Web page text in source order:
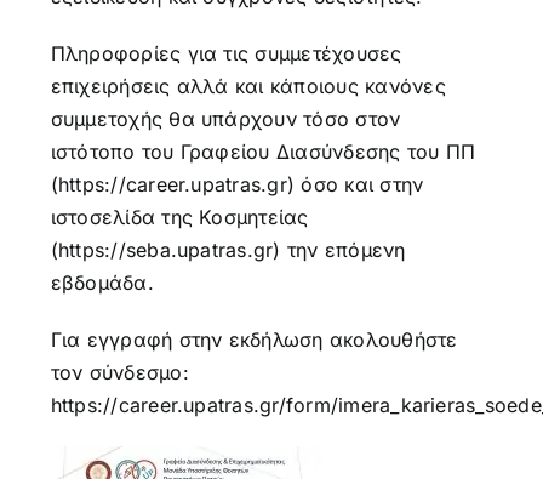
Πληροφορίες για τις συμμετέχουσες
επιχειρήσεις αλλά και κάποιους κανόνες
συμμετοχής θα υπάρχουν τόσο στον
ιστότοπο του Γραφείου Διασύνδεσης του ΠΠ
(https://career.upatras.gr) όσο και στην
ιστοσελίδα της Κοσμητείας
(https://seba.upatras.gr) την επόμενη
εβδομάδα.
Για εγγραφή στην εκδήλωση ακολουθήστε
τον σύνδεσμο:
https://career.upatras.gr/form/